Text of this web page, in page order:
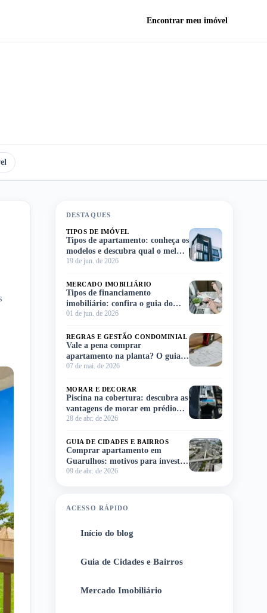
Encontrar meu imóvel
DESTAQUES
TIPOS DE IMÓVEL
Tipos de apartamento: conheça os
modelos e descubra qual o melhor
para você
19 de jun. de 2026
MERCADO IMOBILIÁRIO
Tipos de financiamento
imobiliário: confira o guia do
Meu Imóvel e escolha o ideal para
01 de jun. de 2026
REGRAS E GESTÃO CONDOMINIAL
Vale a pena comprar
apartamento na planta? O guia
completo para você decidir sem
07 de mai. de 2026
MORAR E DECORAR
Piscina na cobertura: descubra as
vantagens de morar em prédio
com lazer no rooftop
28 de abr. de 2026
GUIA DE CIDADES E BAIRROS
Comprar apartamento em
Guarulhos: motivos para investir
na região
09 de abr. de 2026
ACESSO RÁPIDO
Início do blog
Guia de Cidades e Bairros
Mercado Imobiliário